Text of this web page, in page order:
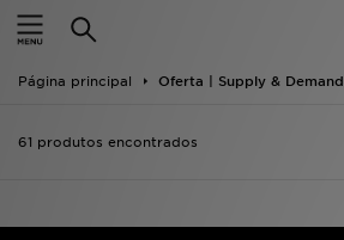
Página principal Oferta | Supply & Demand
61 produtos encontrados
INÍCIO
Promoções
NOVIDADES